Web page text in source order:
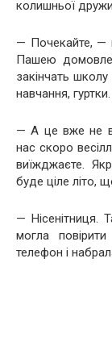
колишньої
— Почекайте, —
Пашею
закінчать
навчання,
— А це вже не
нас скоро
виїжджаєте.
буде ціле літо,
—
могла
телефон і